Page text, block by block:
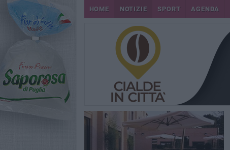
HOME NOTIZIE SPORT AGENDA